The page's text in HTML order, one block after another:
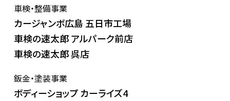
車検・整備事業
カージャンボ広島 五日市工場
車検の速太郎 アルパーク前店
車検の速太郎 呉店
鈑金・塗装事業
ボディーショップ カーライズ4